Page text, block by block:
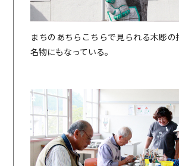
まちのあちらこちらで見られる木彫
名物にもなっている。